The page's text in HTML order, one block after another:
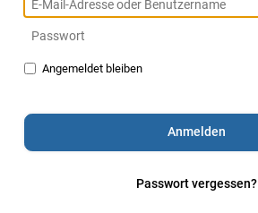
Angemeldet bleiben
Passwort vergessen?